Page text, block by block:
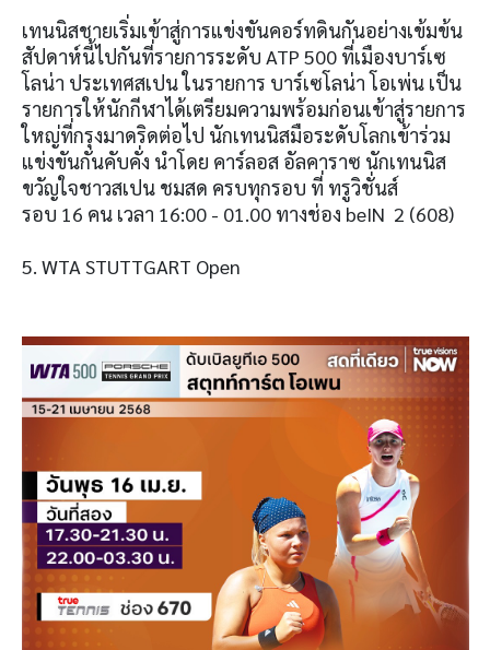
เทนนิสชายเริ่มเข้าสู่การแข่งขันคอร์ทดินกันอย่างเข้มข้น
สัปดาห์นี้ไปกันที่รายการระดับ ATP 500 ที่เมืองบาร์เซ
โลน่า ประเทศสเปน ในรายการ บาร์เซโลน่า โอเพ่น เป็น
รายการให้นักกีฬาได้เตรียมความพร้อมก่อนเข้าสู่รายการ
ใหญ่ที่กรุงมาดริดต่อไป นักเทนนิสมือระดับโลกเข้าร่วม
แข่งขันกันคับคั่ง นำโดย คาร์ลอส อัลคาราซ นักเทนนิส
ขวัญใจชาวสเปน ชมสด ครบทุกรอบ ที่ ทรูวิชั่นส์
รอบ 16 คน เวลา 16:00 - 01.00 ทางช่อง beIN 2 (608)
5. WTA STUTTGART Open